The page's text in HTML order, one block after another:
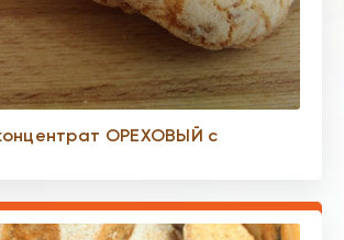
ОРЕХОВЫЙ с